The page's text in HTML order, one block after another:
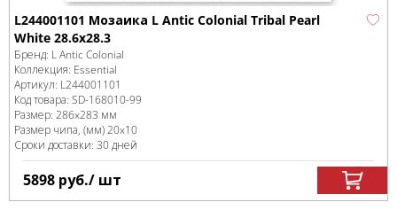
L244001101 Мозаика L Antic Colonial Tribal Pearl
White 28.6x28.3
Бренд: L Antic Colonial
Коллекция: Essential
Артикул: L244001101
Код товара: SD-168010-99
Размер: 286x283 мм
Размер чипа, (мм)20x10
Сроки доставки: 30 дней
5898 руб./ шт